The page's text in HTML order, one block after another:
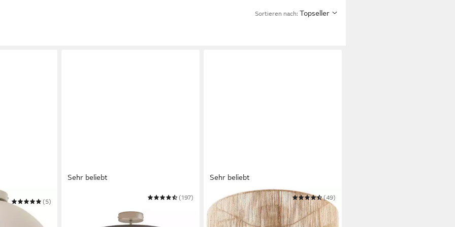
Sortieren nach: Topseller
(5)
Sehr beliebt
Lampenschirm Grau Braun Ø 30cm
(197)
Sehr beliebt
TECTAKE
Deckenleuchten Boho Jute-Lampe
„Lignea Lux“ – Hängelampe aus
(49)